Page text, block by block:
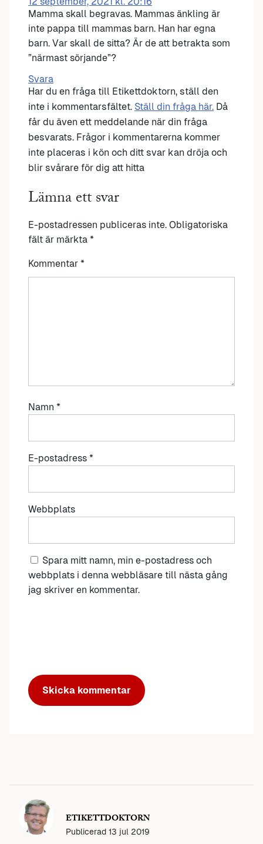
Mamma skall begravas. Mammas änkling är
inte pappa till mammas barn. Han har egna
barn. Var skall de sitta? Är de att betrakta som
”närmast sörjande”?
Svara
Har du en fråga till Etikettdoktorn, ställ den
inte i kommentarsfältet. Ställ din fråga här. Då
får du även ett meddelande när din fråga
besvarats. Frågor i kommentarerna kommer
inte placeras i kön och ditt svar kan dröja och
blir svårare för dig att hitta
Lämna ett svar
E-postadressen publiceras inte. Obligatoriska
fält är märkta *
Kommentar *
Namn *
E-postadress *
Webbplats
Spara mitt namn, min e-postadress och
webbplats i denna webbläsare till nästa gång
jag skriver en kommentar.
ETIKETTDOKTORN
Publicerad 13 jul 2019